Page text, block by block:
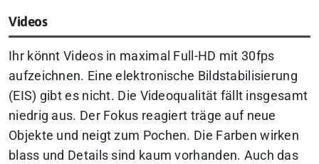
Videos
Ihr könnt Videos in maximal Full-HD mit 30fps
aufzeichnen. Eine elektronische Bildstabilisierung
(EIS) gibt es nicht. Die Videoqualität fällt insgesamt
niedrig aus. Der Fokus reagiert träge auf neue
Objekte und neigt zum Pochen. Die Farben wirken
blass und Details sind kaum vorhanden. Auch das